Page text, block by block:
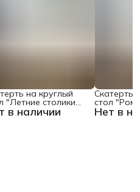
в наличии
на круглый
"Летние столики
150х150 Нет в
Скатерть
стол
поляне",